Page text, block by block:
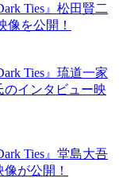
Ties』松田賢二
像を公開！
Ties』琉道一家
インタビュー映
Ties』堂島大吾
が公開！